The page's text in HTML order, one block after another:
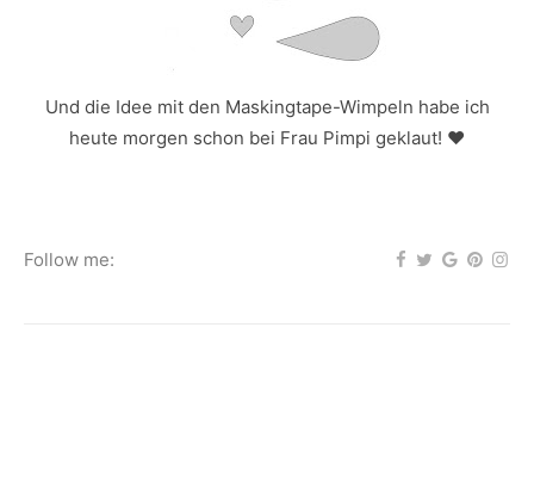
Und die Idee mit den Maskingtape-Wimpeln habe ich
heute morgen schon bei Frau Pimpi geklaut! ♥
Follow me: